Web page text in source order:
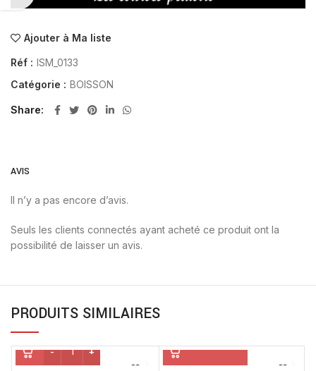
Ajouter à Ma liste
Réf : ISM_0133
Catégorie : BOISSON
Share
AVIS
Il n’y a pas encore d’avis.
Seuls les clients connectés ayant acheté ce produit ont la
possibilité de laisser un avis.
PRODUITS SIMILAIRES